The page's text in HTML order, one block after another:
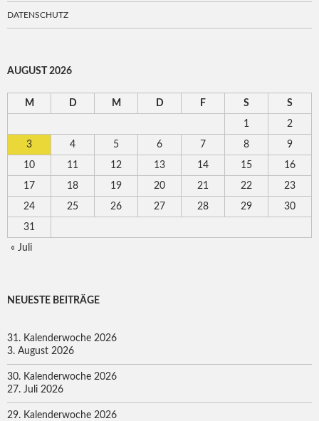
DATENSCHUTZ
AUGUST 2026
M D M D F S S
1 2
3 4 5 6 7 8 9
10 11 12 13 14 15 16
17 18 19 20 21 22 23
24 25 26 27 28 29 30
31
« Juli
NEUESTE BEITRÄGE
31. Kalenderwoche 2026
3. August 2026
30. Kalenderwoche 2026
27. Juli 2026
29. Kalenderwoche 2026